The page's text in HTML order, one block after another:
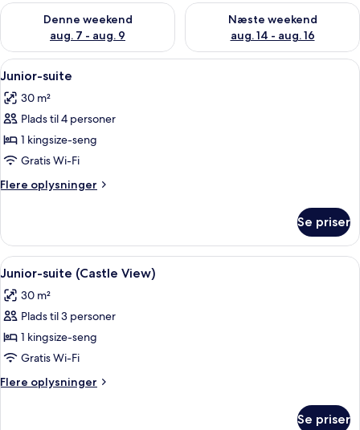
Denne weekend
aug. 7 - aug. 9
Tjek tilgængelighed for denne weekend aug. 7 - aug. 9
Næste weekend
aug. 14 - aug. 16
Tjek tilgængelighed for næste
Indlæs
alle
billeder
af
Junior-
suite
Et hotelværelse med en seng, to
2
Junior-suite
30 m²
Plads til 4 personer
1 kingsize-seng
Gratis Wi-Fi
Flere oplysninger
Flere
suite
Se priser
Indlæs
alle
billeder
af
Junior-
suite
(Castle
View)
Et hotelværelse med seng, sofa,
2
Junior-suite (Castle View)
30 m²
Plads til 3 personer
1 kingsize-seng
Gratis Wi-Fi
Flere oplysninger
Flere
Se priser